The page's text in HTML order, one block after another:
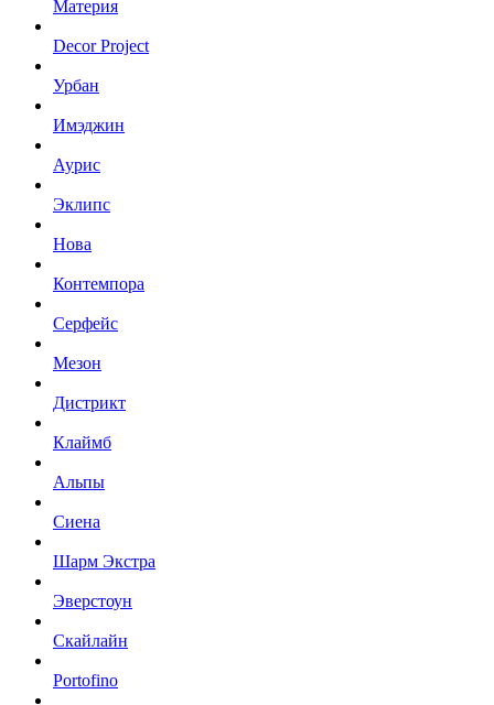
Материя
Decor Project
Урбан
Имэджин
Аурис
Эклипс
Нова
Контемпора
Серфейс
Мезон
Дистрикт
Клаймб
Альпы
Сиена
Шарм Экстра
Эверстоун
Скайлайн
Portofino